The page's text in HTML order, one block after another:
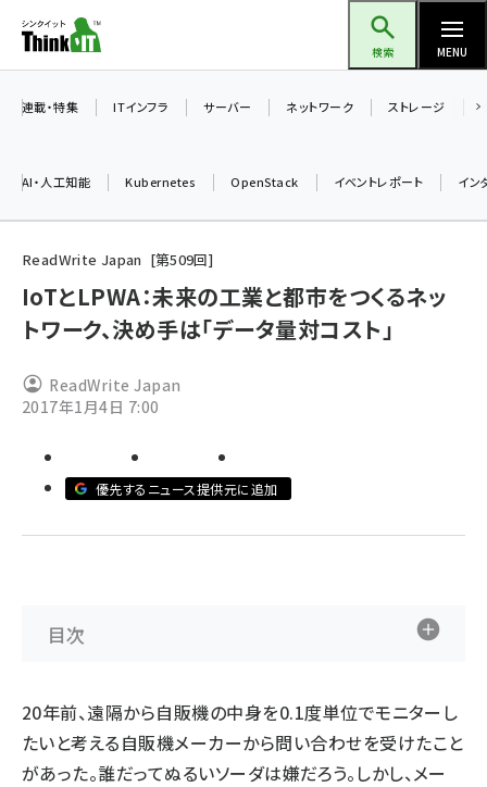
ン
ツ
検索 MENU
加藤銘のチーム貢献～仲間と築いた勝利の絆～ (2338)
iot女子会 (2299)
drupal (1973)
abc123 (1376)
連載・特集 ITインフラ サーバー ネットワーク ストレージ
AI・人工知能 Kubernetes OpenStack イベントレポート イン
ReadWrite Japan 第509回
IoTとLPWA：未来の工業と都市をつくるネッ
トワーク、決め手は「データ量対コスト」
ReadWrite Japan
2017年1月4日 7:00
優先するニュース提供元に追加
目次
20年前、遠隔から自販機の中身を0.1度単位でモニターし
たいと考える自販機メーカーから問い合わせを受けたこと
があった。誰だってぬるいソーダは嫌だろう。しかし、メー